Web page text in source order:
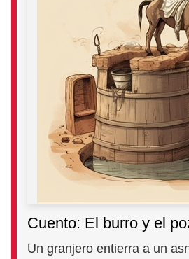
Cuento: El burro y el
Un granjero entierra a un